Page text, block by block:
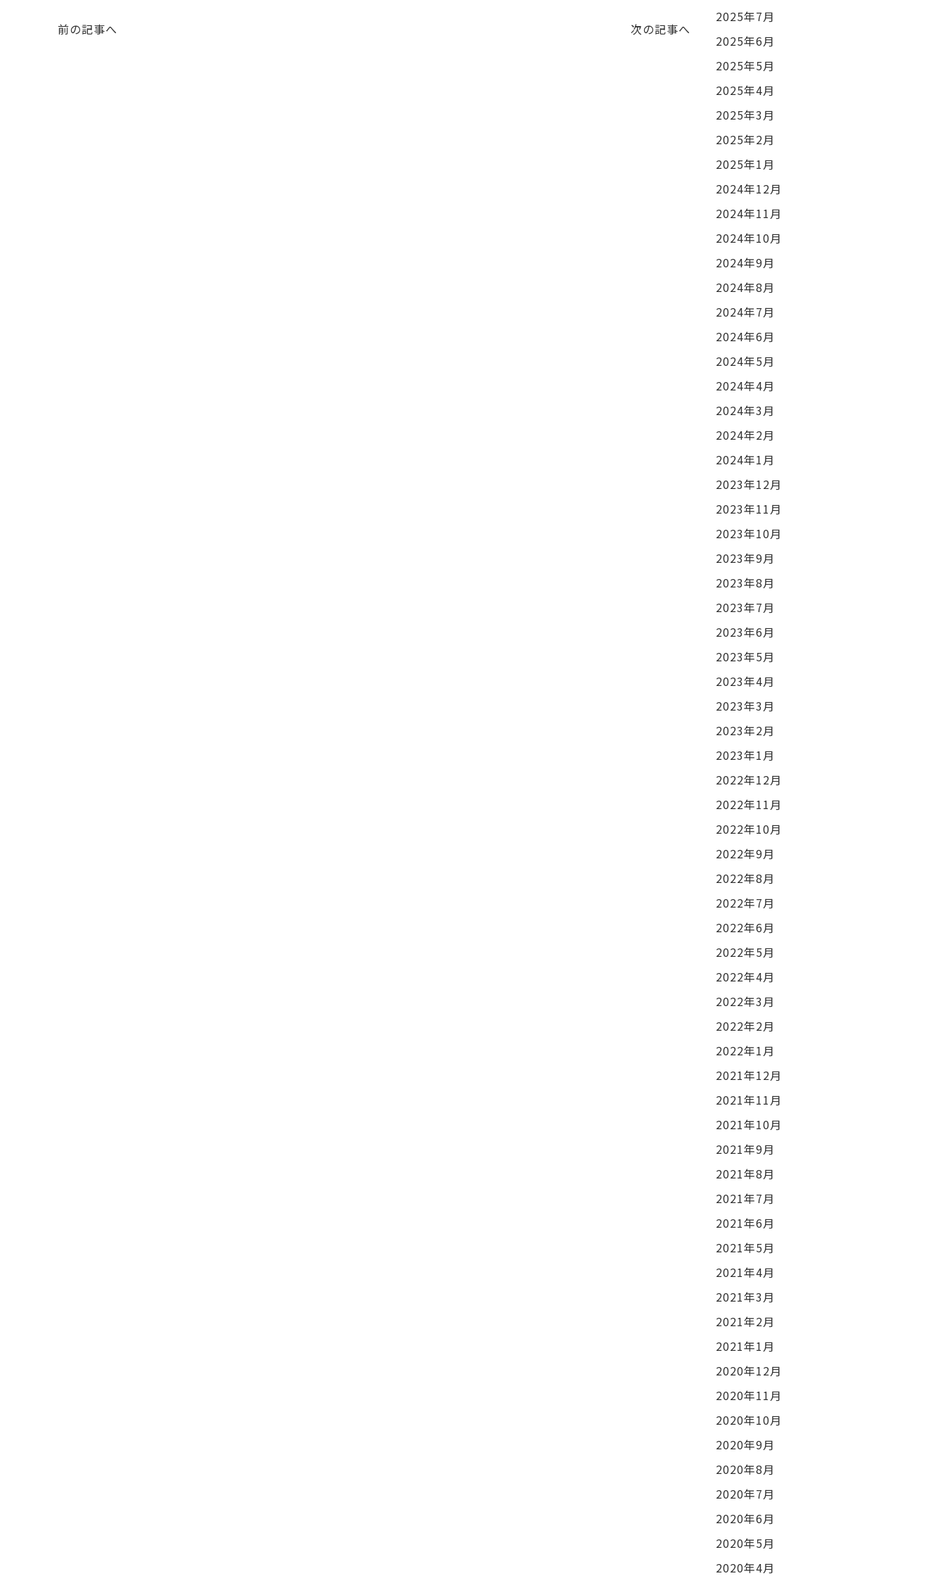
前の記事へ 次の記事へ
2025年7月
2025年6月
2025年5月
2025年4月
2025年3月
2025年2月
2025年1月
2024年12月
2024年11月
2024年10月
2024年9月
2024年8月
2024年7月
2024年6月
2024年5月
2024年4月
2024年3月
2024年2月
2024年1月
2023年12月
2023年11月
2023年10月
2023年9月
2023年8月
2023年7月
2023年6月
2023年5月
2023年4月
2023年3月
2023年2月
2023年1月
2022年12月
2022年11月
2022年10月
2022年9月
2022年8月
2022年7月
2022年6月
2022年5月
2022年4月
2022年3月
2022年2月
2022年1月
2021年12月
2021年11月
2021年10月
2021年9月
2021年8月
2021年7月
2021年6月
2021年5月
2021年4月
2021年3月
2021年2月
2021年1月
2020年12月
2020年11月
2020年10月
2020年9月
2020年8月
2020年7月
2020年6月
2020年5月
2020年4月